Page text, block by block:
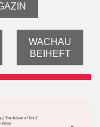
WACHAU
BEIHEFT